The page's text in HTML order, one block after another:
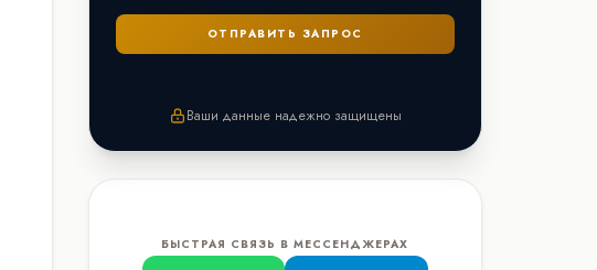
Ваши данные надежно защищены
БЫСТРАЯ СВЯЗЬ В МЕССЕНДЖЕРАХ